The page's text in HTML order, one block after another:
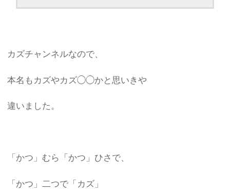
カズチャンネルなので、
本名もカズやカズ◯◯かと思いきや
違いました。
「かつ」むら「かつ」ひさで、
「かつ」二つで「カズ」